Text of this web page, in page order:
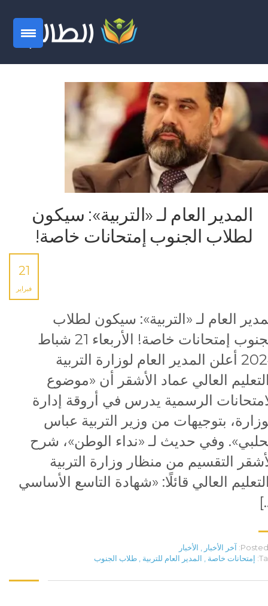
المدير العام لـ «التربية»: سيكون
لطلاب الجنوب إمتحانات خاصة!
21
فبراير
العام لـ «التربية»: سيكون لطلاب
الجنوب إمتحانات خاصة! الأربعاء 21 شباط
2024 أعلن المدير العام لوزارة التربية
العالي عماد الأشقر أن «موضوع
الرسمية يدرس في أروقة إدارة
بتوجيهات من وزير التربية عباس
وفي حديث لـ «نداء الوطن»، شرح
التقسيم من منظار وزارة التربية
العالي قائلًا: «شهادة التاسع الأساسي
Posted آخر الأخبار , الأخبار
إمتحانات خاصة , المدير العام للتربية , طلاب الجنوب